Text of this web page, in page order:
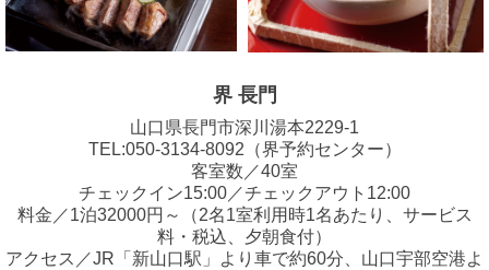
界 長門
山口県長門市深川湯本2229-1
TEL:050-3134-8092（界予約センター）
客室数／40室
チェックイン15:00／チェックアウト12:00
料金／1泊32000円～（2名1室利用時1名あたり、サービス
料・税込、夕朝食付）
アクセス／JR「新山口駅」より車で約60分、山口宇部空港よ